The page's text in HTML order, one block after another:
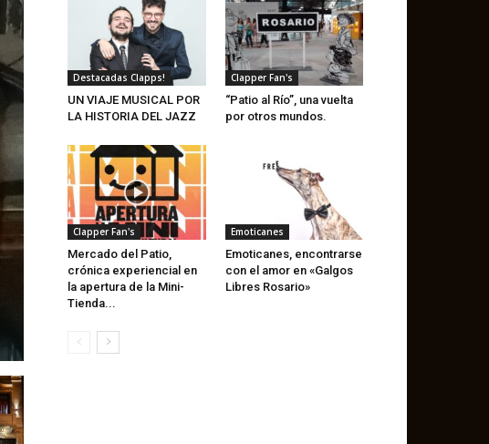
Destacadas Clapps!
UN VIAJE MUSICAL POR
LA HISTORIA DEL JAZZ
Clapper Fan's
“Patio al Río”, una vuelta
por otros mundos.
Clapper Fan's
Mercado del Patio,
crónica experiencial en
la apertura de la Mini-
Tienda...
Emoticanes
Emoticanes, encontrarse
con el amor en «Galgos
Libres Rosario»